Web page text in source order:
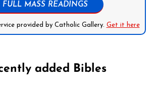
FULL MASS READINGS
provided by Catholic Gallery. Get it here
added Bibles